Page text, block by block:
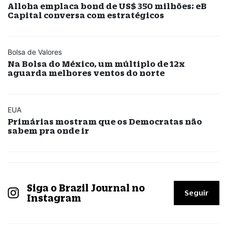
Alloha emplaca bond de US$ 350 milhões; eB
Capital conversa com estratégicos
Bolsa de Valores
Na Bolsa do México, um múltiplo de 12x
aguarda melhores ventos do norte
EUA
Primárias mostram que os Democratas não
sabem pra onde ir
Siga o Brazil Journal no
Instagram
Seguir